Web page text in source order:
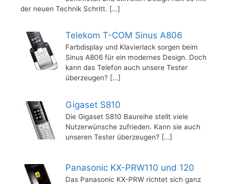
der neuen Technik Schritt. […]
Telekom T-COM Sinus A806
Farbdisplay und Klavierlack sorgen beim
Sinus A806 für ein modernes Design. Doch
kann das Telefon auch unsere Tester
überzeugen?[…]
Gigaset S810
Die Gigaset S810 Baureihe stellt viele
Nutzerwünsche zufrieden. Kann sie auch
unseren Tester überzeugen?[…]
Panasonic KX-PRW110 und 120
Das Panasonic KX-PRW richtet sich ganz